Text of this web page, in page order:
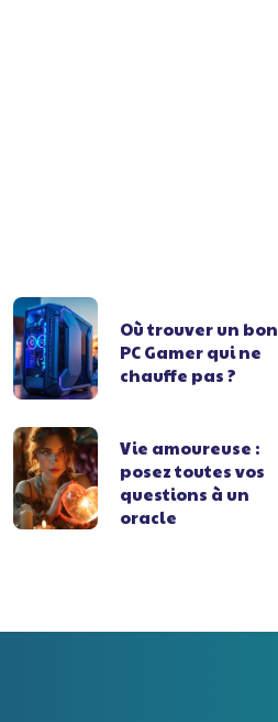
Où trouver un bon
PC Gamer qui ne
chauffe pas ?
Vie amoureuse :
posez toutes vos
questions à un
oracle